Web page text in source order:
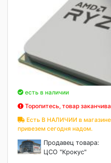
есть в наличии
Торопитесь, товар
Есть В НАЛИЧИИ в
привезем сегодня надом.
Продавец товара:
ЦСО "Крокус"